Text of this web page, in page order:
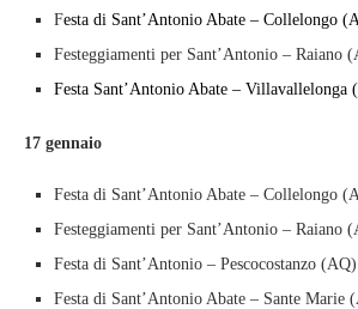
Festa di Sant’Antonio Abate – Collelongo
Festeggiamenti per Sant’Antonio – Raiano
Festa Sant’Antonio Abate – Villavallelonga
17 gennaio
Festa di Sant’Antonio Abate – Collelongo
Festeggiamenti per Sant’Antonio – Raiano
Festa di Sant’Antonio – Pescocostanzo (AQ)
Festa di Sant’Antonio Abate – Sante Marie